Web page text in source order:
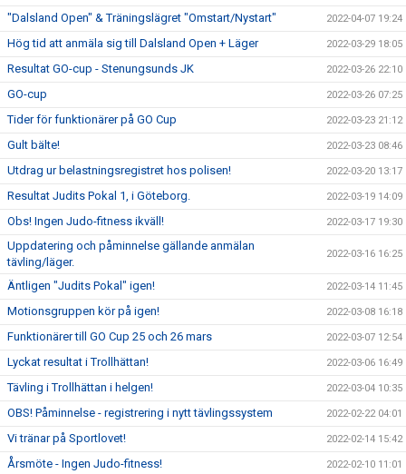
"Dalsland Open" & Träningslägret "Omstart/Nystart" 2022-04-07 19:24
Hög tid att anmäla sig till Dalsland Open + Läger 2022-03-29 18:05
Resultat GO-cup - Stenungsunds JK 2022-03-26 22:10
GO-cup 2022-03-26 07:25
Tider för funktionärer på GO Cup 2022-03-23 21:12
Gult bälte! 2022-03-23 08:46
Utdrag ur belastningsregistret hos polisen! 2022-03-20 13:17
Resultat Judits Pokal 1, i Göteborg. 2022-03-19 14:09
Obs! Ingen Judo-fitness ikväll! 2022-03-17 19:30
Uppdatering och påminnelse gällande anmälan
tävling/läger.
2022-03-16 16:25
Äntligen "Judits Pokal" igen! 2022-03-14 11:45
Motionsgruppen kör på igen! 2022-03-08 16:18
Funktionärer till GO Cup 25 och 26 mars 2022-03-07 12:54
Lyckat resultat i Trollhättan! 2022-03-06 16:49
Tävling i Trollhättan i helgen! 2022-03-04 10:35
OBS! Påminnelse - registrering i nytt tävlingssystem 2022-02-22 04:01
Vi tränar på Sportlovet! 2022-02-14 15:42
Årsmöte - Ingen Judo-fitness! 2022-02-10 11:01